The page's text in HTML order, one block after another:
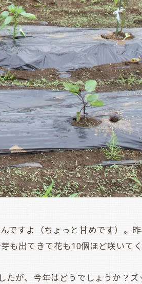
ですよ（ちょっと甘めです）。
も出てきて花も10個ほど咲いて
が、今年はどうでしょうか？ズ